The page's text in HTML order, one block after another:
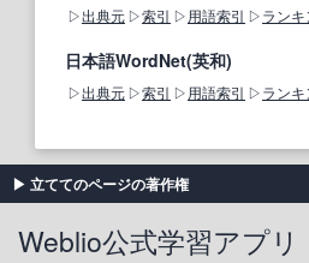
出典元 索引 用語索引 ラン
日本語WordNet(英和)
出典元 索引 用語索引 ラン
立ててのページの著作権
Weblio公式学習アプリ